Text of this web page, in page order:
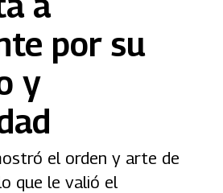
por su
y
el orden y arte de
que le valió el